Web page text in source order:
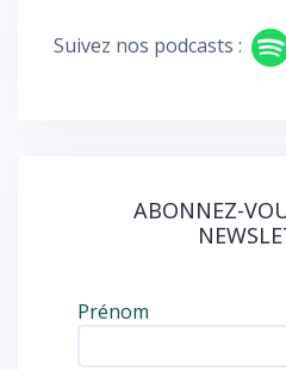
o
Suivez nos podcasts :
ABONNEZ-
Prénom